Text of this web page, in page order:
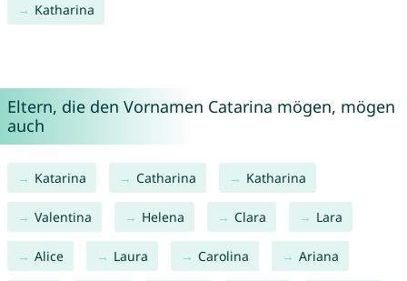
Katharina
Eltern, die den Vornamen Catarina mögen, mögen
auch
Katarina Catharina Katharina
Valentina Helena Clara Lara
Alice Laura Carolina Ariana